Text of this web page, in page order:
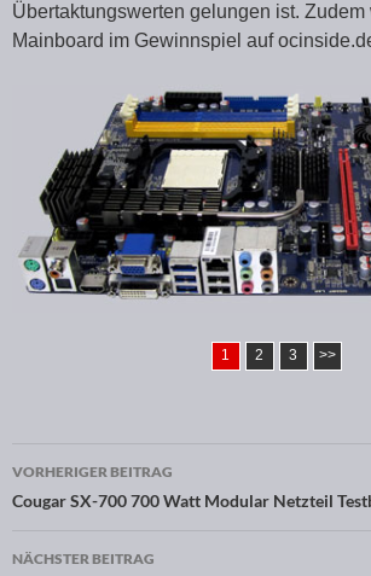
Übertaktungswerten gelungen ist. Zudem
Mainboard im Gewinnspiel auf
1 2 3 >>
Beitragsnavigation
VORHERIGER BEITRAG
Cougar SX-700 700 Watt Modular Netzteil
NÄCHSTER BEITRAG